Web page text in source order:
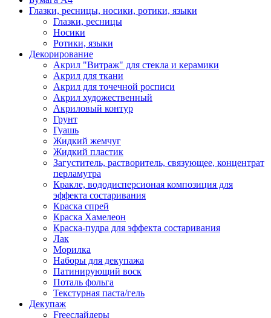
Глазки, ресницы, носики, ротики, языки
Глазки, ресницы
Носики
Ротики, языки
Декорирование
Акрил "Витраж" для стекла и керамики
Акрил для ткани
Акрил для точечной росписи
Акрил художественный
Акриловый контур
Грунт
Гуашь
Жидкий жемчуг
Жидкий пластик
Загуститель, растворитель, связующее, концентрат
перламутра
Кракле, вододисперсионая композиция для
эффекта состаривания
Краска спрей
Краска Хамелеон
Краска-пудра для эффекта состаривания
Лак
Морилка
Наборы для декупажа
Патинирующий воск
Поталь фольга
Текстурная паста/гель
Декупаж
Freeслайдеры